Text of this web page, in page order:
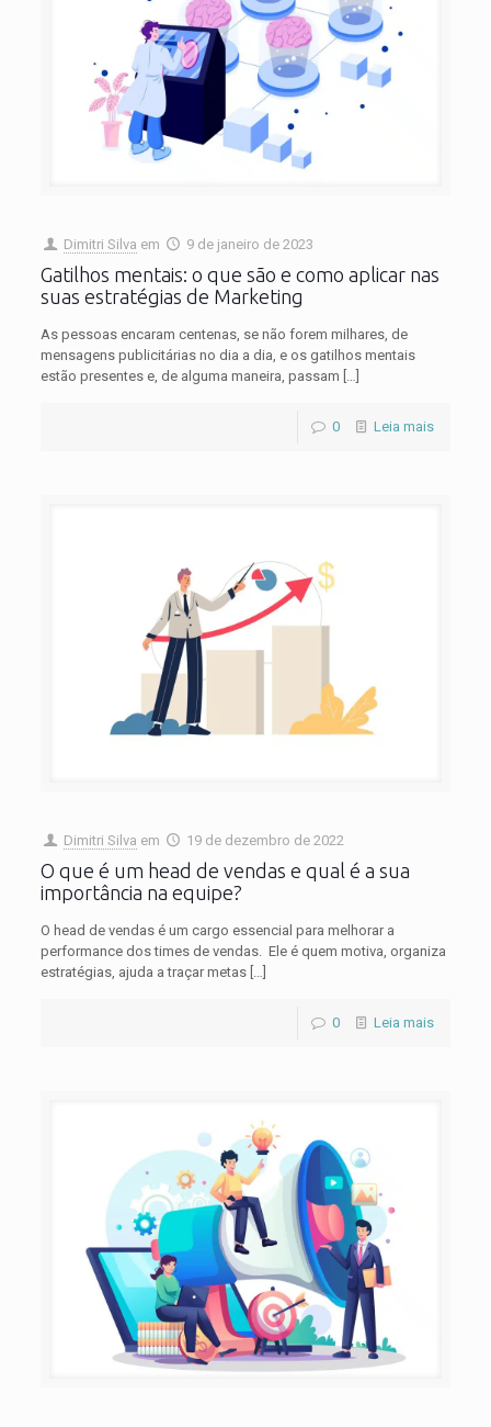
Dimitri Silva em 9 de janeiro de 2023
Gatilhos mentais: o que são e como aplicar nas
suas estratégias de Marketing
As pessoas encaram centenas, se não forem milhares, de
mensagens publicitárias no dia a dia, e os gatilhos mentais
estão presentes e, de alguma maneira, passam […]
0 Leia mais
Dimitri Silva em 19 de dezembro de 2022
O que é um head de vendas e qual é a sua
importância na equipe?
O head de vendas é um cargo essencial para melhorar a
performance dos times de vendas. Ele é quem motiva, organiza
estratégias, ajuda a traçar metas[…]
0 Leia mais